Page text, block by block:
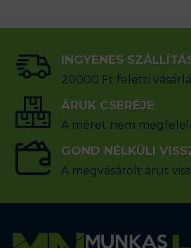
INGYENES
20000 Ft feletti
ÁRUK CSERÉJE
A méret nem
GOND NÉLKÜLI
A megvásárolt árut